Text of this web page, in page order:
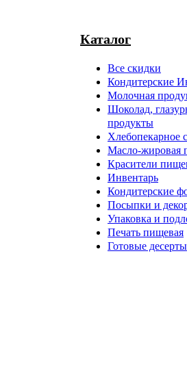
Каталог
Все скидки
Кондитерские
Молочная
Шоколад,
продукты
Хлебопекарное
Масло-жировая
Красители
Инвентарь
Кондитерские
Посыпки и
Упаковка и
Печать пищевая
Готовые десерты